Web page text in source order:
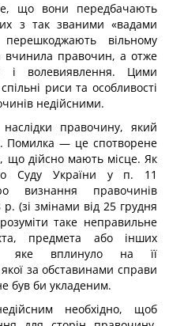
що вони передбачають
з так званими «вадами
вільному
вчинила правочин, а отже
і волевиявлення. Цими
риси та особливості
недійсними.
правочину, який
Помилка — це спотворене
що дійсно мають місце. Як
Суду України у п. 11
визнання правочинів
(зі змінами від 25 грудня
таке неправильне
предмета або інших
яке вплинуло на її
за обставинами справи
був би укладеним.
необхідно, щоб